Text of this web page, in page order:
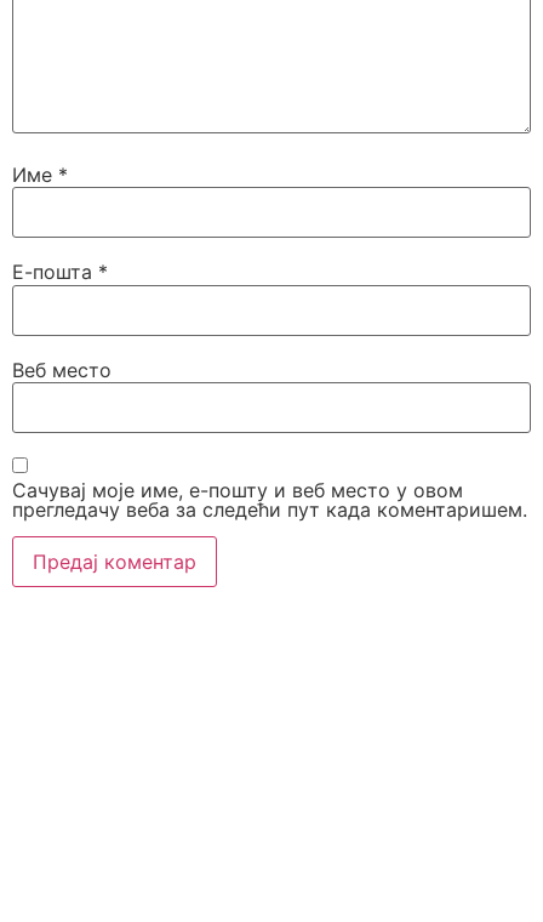
Име *
Е-пошта *
Веб место
Сачувај моје име, е-пошту и веб место у овом
прегледачу веба за следећи пут када коментаришем.